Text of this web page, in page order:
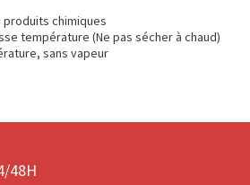
chimiques
température (Ne pas sécher à chaud)
sans vapeur
48H